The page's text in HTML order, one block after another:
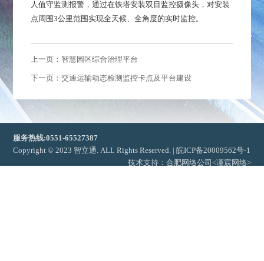
人值守监测报警，通过在铁塔安装双目监控摄像头，对安装
点周围3公里范围实现全天候、全角度的实时监控。
上一页：智慧园区综合治理平台
下一页：交通运输动态检测监控卡点及平台建设
服务热线:0551-65527387
Copyright © 2023 智立通. ALL Rights Reserved. |皖ICP备20009562号-1
技术支持： 合肥网络公司 <谨宸网络>